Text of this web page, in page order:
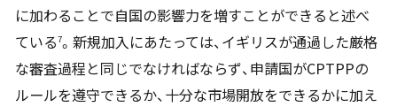
に加わることで自国の影響力を増すことができると述べ
ている7。新規加入にあたっては、イギリスが通過した厳格
な審査過程と同じでなければならず、申請国がCPTPPの
ルールを遵守できるか、十分な市場開放をできるかに加え